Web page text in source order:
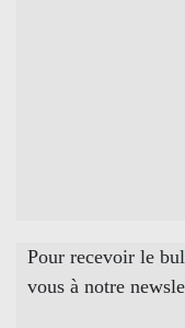
Pour recevoir le
vous à notre